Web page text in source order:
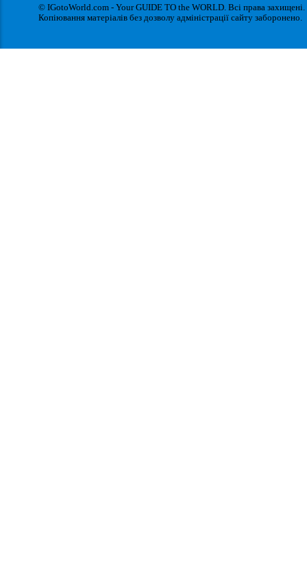
© IGotoWorld.com - Your GUIDE TO the WORLD. Всі права захищені.
Копіювання матеріалів без дозволу адміністрації сайту заборонено.